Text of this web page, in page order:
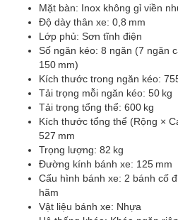
Mặt bàn: Inox không gỉ viền
Độ dày thân xe: 0,8 mm
Lớp phủ: Sơn tĩnh điện
Số ngăn kéo: 8 ngăn (7 ngăn
150 mm)
Kích thước trong ngăn kéo:
Tải trọng mỗi ngăn kéo: 50 kg
Tải trọng tổng thể: 600 kg
Kích thước tổng thể (Rộng ×
527 mm
Trọng lượng: 82 kg
Đường kính bánh xe: 125 mm
Cấu hình bánh xe: 2 bánh cố
hãm
Vật liệu bánh xe: Nhựa